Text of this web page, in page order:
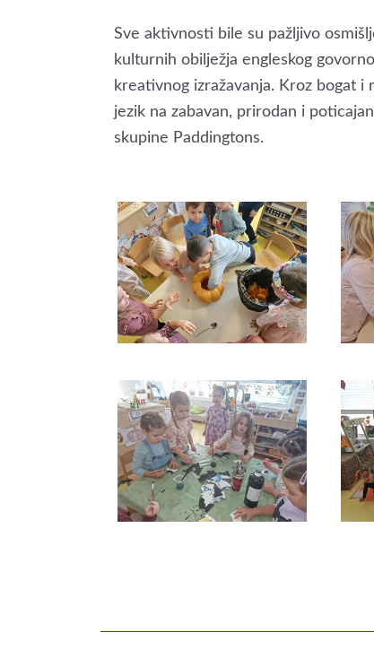
Sve aktivnosti bile su pažljivo
kulturnih obilježja engleskog
kreativnog izražavanja. Kroz bogat
jezik na zabavan, prirodan i
skupine Paddingtons.